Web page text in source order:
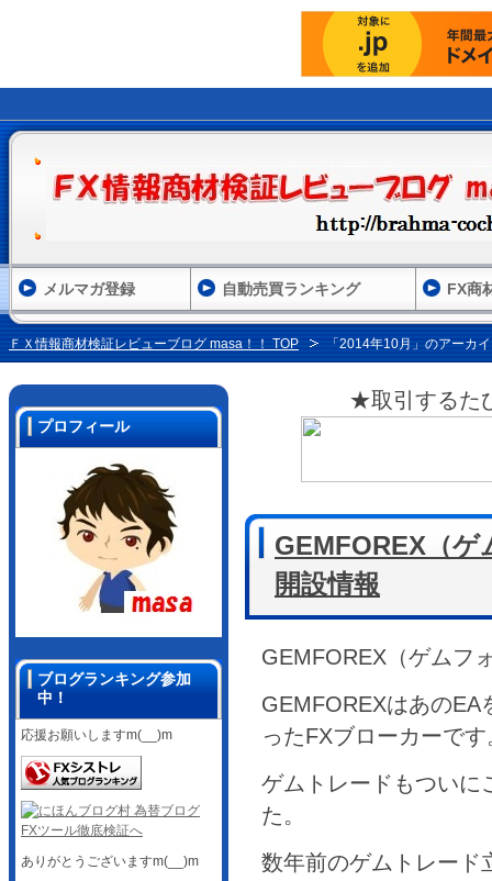
ＦＸ情報商材検証レビューブログ masa！！ TOP 「2014年10月」のアーカ
★取引するた
GEMFOREX（ゲ
開設情報
GEMFOREX（ゲムフ
GEMFOREXはあのEA
ったFXブローカーです
ゲムトレードもついに
た。
数年前のゲムトレード
プロフィール
ブログランキング参加
中！
応援お願いしますm(__)m
ありがとうございますm(__)m
メルマガ登録 自動売買ランキング FX商